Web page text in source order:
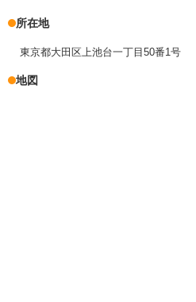
所在地
東京都大田区上池台一丁目50番1号
地図